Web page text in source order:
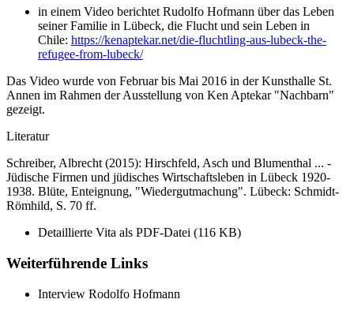
in einem Video berichtet Rudolfo Hofmann über das Leben
seiner Familie in Lübeck, die Flucht und sein Leben in
Chile: https://kenaptekar.net/die-fluchtling-aus-lubeck-the-
refugee-from-lubeck/
Das Video wurde von Februar bis Mai 2016 in der Kunsthalle St.
Annen im Rahmen der Ausstellung von Ken Aptekar "Nachbarn"
gezeigt.
Literatur
Schreiber, Albrecht (2015): Hirschfeld, Asch und Blumenthal ... -
Jüdische Firmen und jüdisches Wirtschaftsleben in Lübeck 1920-
1938. Blüte, Enteignung, "Wiedergutmachung". Lübeck: Schmidt-
Römhild, S. 70 ff.
Detaillierte Vita als PDF-Datei (116 KB)
Weiterführende Links
Interview Rodolfo Hofmann